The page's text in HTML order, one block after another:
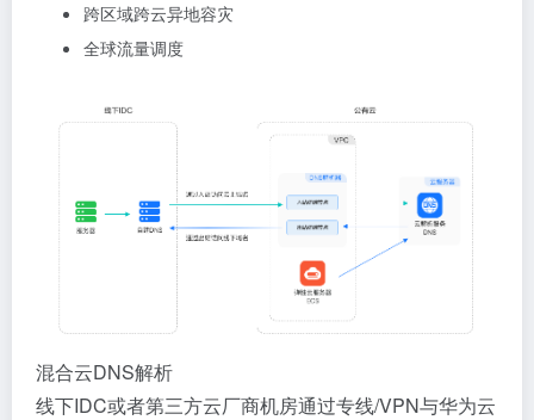
跨区域跨云异地容灾
全球流量调度
混合云DNS解析
线下IDC或者第三方云厂商机房通过专线/VPN与华为云